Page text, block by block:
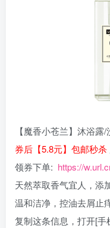
【魔香小苍兰】沐浴露
券后【5.8元】包邮秒杀
领券下单: https://
天然萃取香气宜人，添
温和洁净，控油去屑止
复制这条信息，打开[